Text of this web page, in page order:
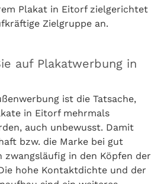
Plakat in Eitorf zielgerichtet
Zielgruppe an.
auf Plakatwerbung in
ist die Tatsache,
in Eitorf mehrmals
auch unbewusst. Damit
bzw. die Marke bei gut
zwangsläufig in den Köpfen der
hohe Kontaktdichte und der